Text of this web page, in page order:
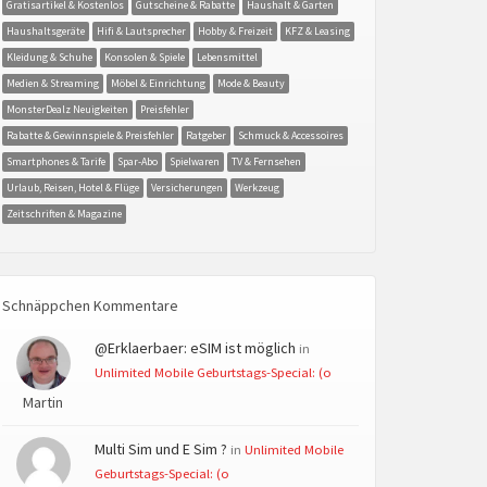
Gratisartikel & Kostenlos
Gutscheine & Rabatte
Haushalt & Garten
Haushaltsgeräte
Hifi & Lautsprecher Hobby & Freizeit
KFZ & Leasing
Kleidung & Schuhe
Konsolen & Spiele
Lebensmittel
Medien & Streaming
Möbel & Einrichtung
Mode & Beauty
MonsterDealz Neuigkeiten
Preisfehler
Rabatte & Gewinnspiele & Preisfehler
Ratgeber
Schmuck & Accessoires
Smartphones & Tarife
Spar-Abo Spielwaren
TV & Fernsehen
Urlaub, Reisen, Hotel & Flüge
Versicherungen
Werkzeug
Zeitschriften & Magazine
Schnäppchen Kommentare
Martin
@Erklaerbaer: eSIM ist möglich in
Unlimited Mobile Geburtstags-Special: (o
Multi Sim und E Sim ? in Unlimited Mobile
Geburtstags-Special: (o